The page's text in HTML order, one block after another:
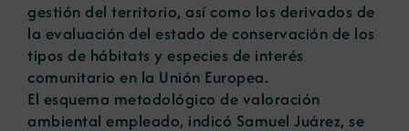
gestión del territorio, así como los derivados de
la evaluación del estado de conservación de los
tipos de hábitats y especies de interés
comunitario en la Unión Europea.
El esquema metodológico de valoración
ambiental empleado, indicó Samuel Juárez, se